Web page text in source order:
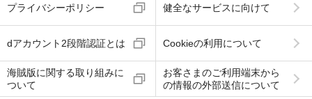
プライバシーポリシー 健全なサービスに向けて
dアカウント2段階認証とは Cookieの利用について
海賊版に関する取り組みに
ついて
お客さまのご利用端末から
の情報の外部送信について